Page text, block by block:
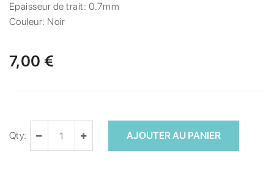
Epaisseur de trait: 0.7mm
Couleur: Noir
7,00 €
Qty: AJOUTER AU PANIER